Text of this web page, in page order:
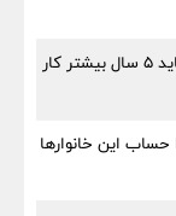
شرط جدید بازنشستگی اجرایی شد؛ این افراد باید ۵ سال بیشتر کار
تغییر کرد | فردا حساب این خانوارها